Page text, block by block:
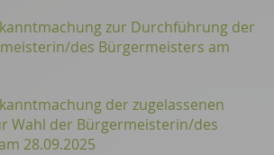
zur Durchführung der
des Bürgermeisters am
der zugelassenen
Wahl der Bürgermeisterin/des
28.09.2025